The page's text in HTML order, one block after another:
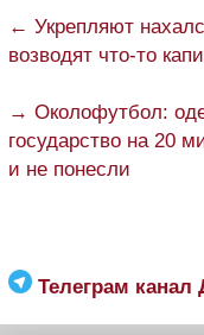
← Укрепляют
возводят что-то
→ Околофутбол:
государство на 20
и не понесли
Телеграм канал